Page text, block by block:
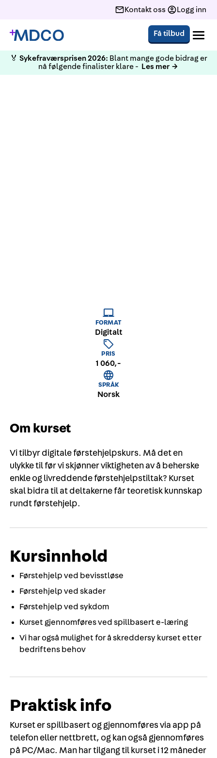
Kontakt oss Logg inn
Få tilbud
🏅 Sykefraværsprisen 2026: Blant mange gode bidrag er
nå følgende finalister klare -
Les mer →
FORMAT
Digitalt
PRIS
1 060,-
SPRÅK
Norsk
Om kurset
Vi tilbyr digitale førstehjelpskurs. Må det en
ulykke til før vi skjønner viktigheten av å beherske
enkle og livreddende førstehjelpstiltak? Kurset
skal bidra til at deltakerne får teoretisk kunnskap
rundt førstehjelp.
Kursinnhold
Førstehjelp ved bevisstløse
Førstehjelp ved skader
Førstehjelp ved sykdom
Kurset gjennomføres ved spillbasert e-læring
Vi har også mulighet for å skreddersy kurset etter
bedriftens behov
Praktisk info
Kurset er spillbasert og gjennomføres via app på
telefon eller nettbrett, og kan også gjennomføres
på PC/Mac. Man har tilgang til kurset i 12 måneder